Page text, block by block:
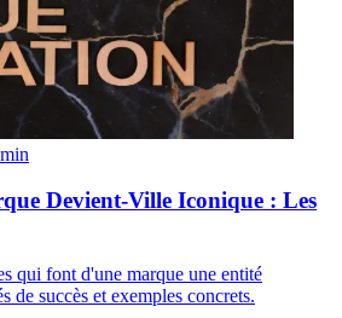
min
Devient-Ville Iconique : Les
qui font d'une marque une entité
de succès et exemples concrets.